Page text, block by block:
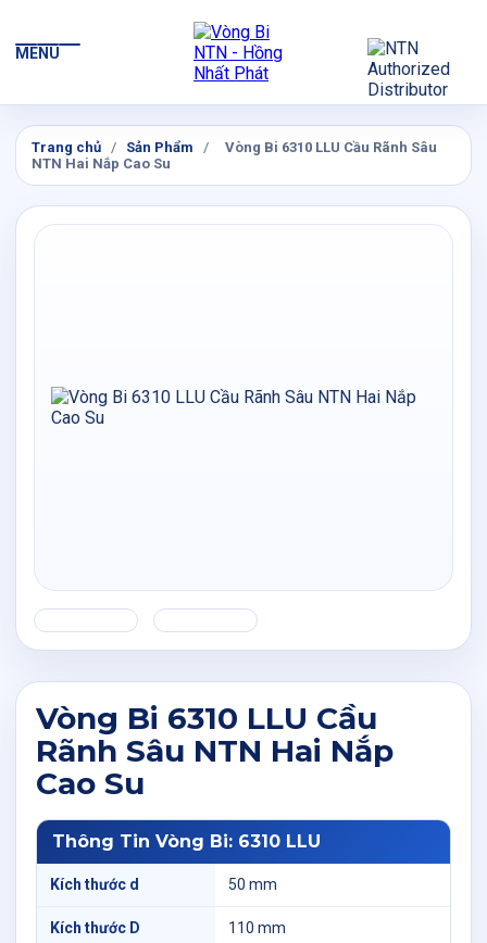
MENU
Trang chủ / Sản Phẩm /
Vòng Bi 6310 LLU Cầu Rãnh Sâu
NTN Hai Nắp Cao Su
Vòng Bi 6310 LLU Cầu
Rãnh Sâu NTN Hai Nắp
Cao Su
Thông Tin Vòng Bi: 6310 LLU
Kích thước d 50 mm
Kích thước D 110 mm